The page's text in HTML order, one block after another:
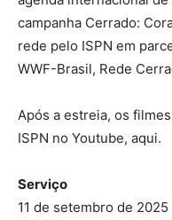
campanha Cerrado:
rede pelo ISPN em
WWF-Brasil, Rede
Após a estreia, os
ISPN no Youtube, aqui.
Serviço
11 de setembro de 2025